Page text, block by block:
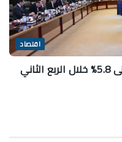
اقتصاد
التخطيط : البطالة في مصر تتراجع إلى 5.8% خلال الربع الثاني